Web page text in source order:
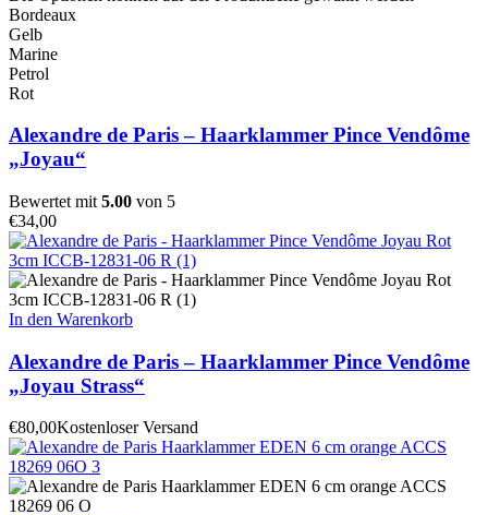
Bordeaux
Gelb
Marine
Petrol
Rot
Alexandre de Paris – Haarklammer Pince Vendôme
„Joyau“
Bewertet mit 5.00 von 5
€34,00
In den Warenkorb
Alexandre de Paris – Haarklammer Pince Vendôme
„Joyau Strass“
€80,00Kostenloser Versand